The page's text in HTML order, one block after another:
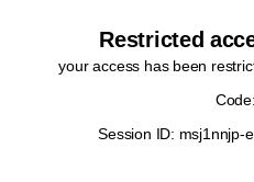
Restricted
your access has been
Session ID: msj1nnjp-